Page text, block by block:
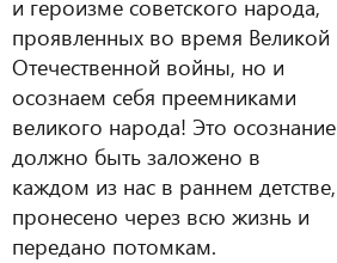
и героизме советского народа,
проявленных во время Великой
Отечественной войны, но и
осознаем себя преемниками
великого народа! Это осознание
должно быть заложено в
каждом из нас в раннем детстве,
пронесено через всю жизнь и
передано потомкам.